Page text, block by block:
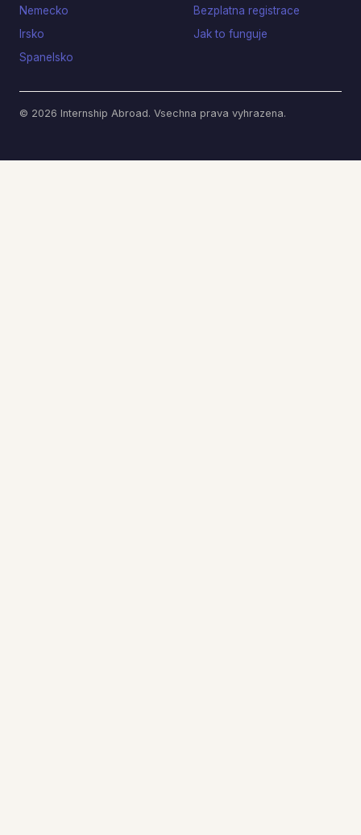
Nemecko
Irsko
Spanelsko
Bezplatna registrace
Jak to funguje
© 2026 Internship Abroad. Vsechna prava vyhrazena.